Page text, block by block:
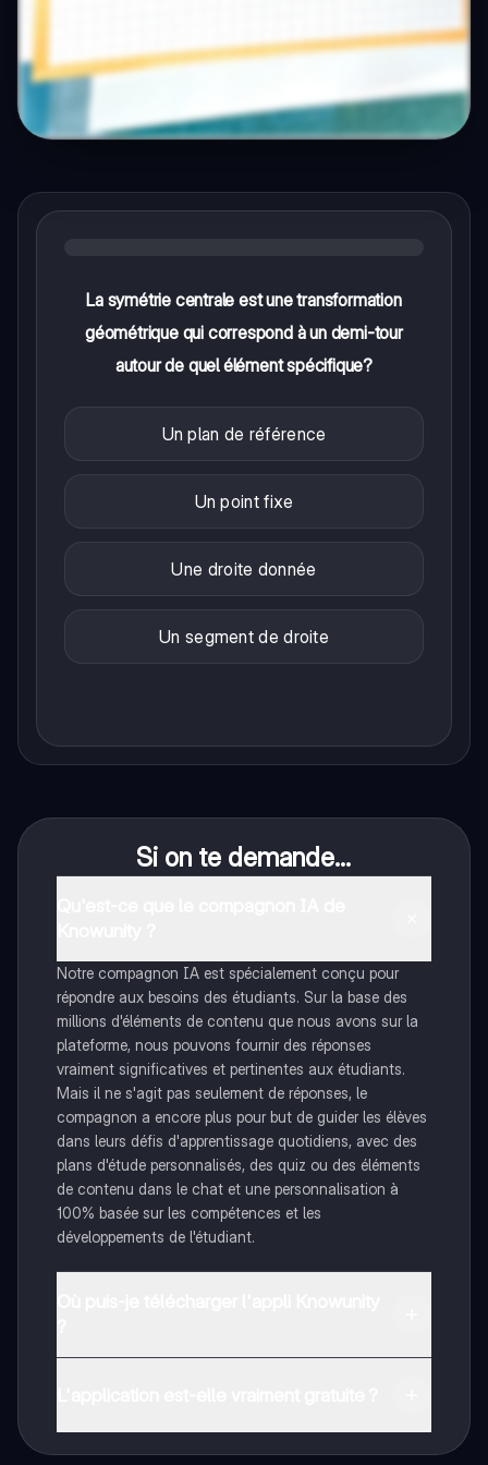
La symétrie centrale est une transformation
géométrique qui correspond à un demi-tour
autour de quel élément spécifique?
Un plan de référence
Un point fixe
Une droite donnée
Un segment de droite
Si on te demande...
Notre compagnon IA est spécialement conçu pour
répondre aux besoins des étudiants. Sur la base des
millions d'éléments de contenu que nous avons sur la
plateforme, nous pouvons fournir des réponses
vraiment significatives et pertinentes aux étudiants.
Mais il ne s'agit pas seulement de réponses, le
compagnon a encore plus pour but de guider les élèves
dans leurs défis d'apprentissage quotidiens, avec des
plans d'étude personnalisés, des quiz ou des éléments
de contenu dans le chat et une personnalisation à
100% basée sur les compétences et les
développements de l'étudiant.